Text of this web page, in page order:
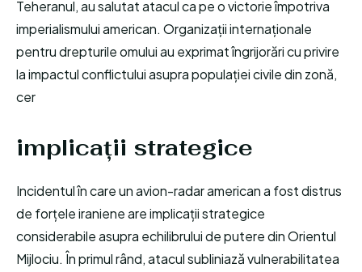
Teheranul, au salutat atacul ca pe o victorie împotriva
imperialismului american. Organizații internaționale
pentru drepturile omului au exprimat îngrijorări cu privire
la impactul conflictului asupra populației civile din zonă,
cer
implicații strategice
Incidentul în care un avion-radar american a fost distrus
de forțele iraniene are implicații strategice
considerabile asupra echilibrului de putere din Orientul
Mijlociu. În primul rând, atacul subliniază vulnerabilitatea